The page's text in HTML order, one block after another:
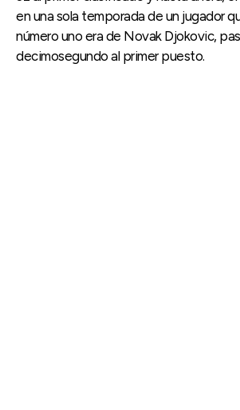
en una sola temporada de un jugador
número uno era de Novak Djokovic,
decimosegundo al primer puesto.